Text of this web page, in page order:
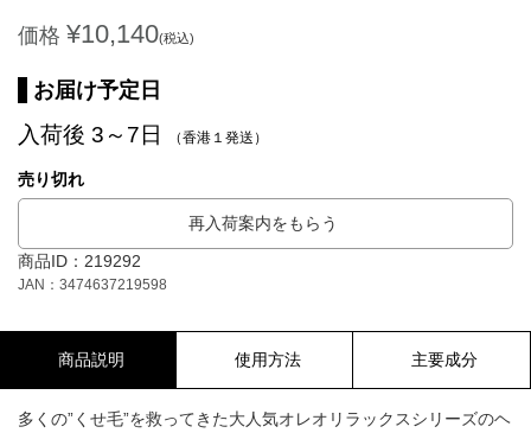
価格 ¥10,140(税込)
お届け予定日
入荷後 3～7日 （香港１発送）
売り切れ
再入荷案内をもらう
商品ID：219292
JAN：3474637219598
商品説明 使用方法 主要成分
多くの”くせ毛”を救ってきた大人気オレオリラックスシリーズのヘ